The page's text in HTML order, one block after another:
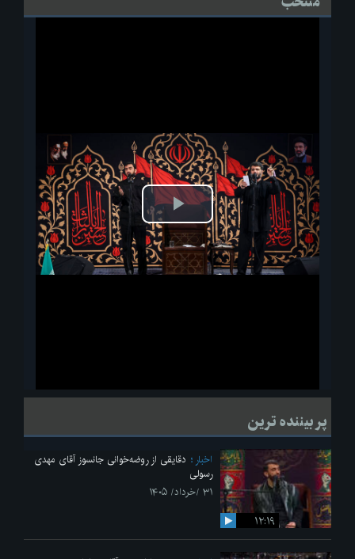
پخش
ویدیو
لحظاتی از قرائت زیارت اربعین امام حسین(ع) در مراسم عزاداری هیئات
پر بیننده ترین
۱۲:۱۹
اخبار
دقایقی از روضه‌خوانی جانسوز آقای مهدی
رسولی
۳۱ /خرداد/ ۱۴۰۵